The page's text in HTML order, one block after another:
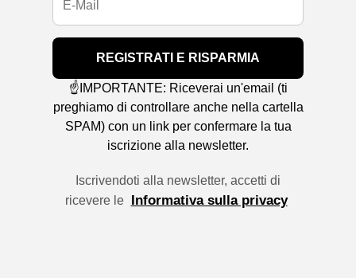
REGISTRATI E RISPARMIA
☝️IMPORTANTE: Riceverai un'email (ti
preghiamo di controllare anche nella cartella
SPAM) con un link per confermare la tua
iscrizione alla newsletter.
Iscrivendoti alla newsletter, accetti di
ricevere le Informativa sulla privacy